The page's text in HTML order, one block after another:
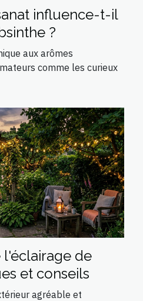
influence-t-il
?
aux arômes
comme les curieux
l'éclairage de
et conseils
agréable et